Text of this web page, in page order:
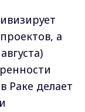
а
Раке делает